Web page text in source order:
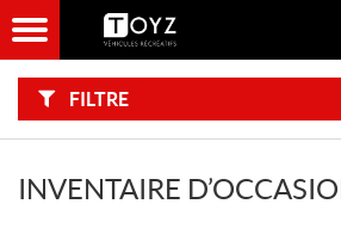
FILTRE
F
I
L
TFiltre
Catégorie
INVENTAIRE